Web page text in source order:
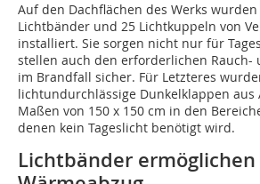
Auf den Dachflächen des Werks
Lichtbänder und 25 Lichtkuppeln von
installiert. Sie sorgen nicht nur für
stellen auch den erforderlichen Rauch-
im Brandfall sicher. Für Letzteres
lichtundurchlässige Dunkelklappen
Maßen von 150 x 150 cm in den
denen kein Tageslicht benötigt wird.
Lichtbänder ermöglichen